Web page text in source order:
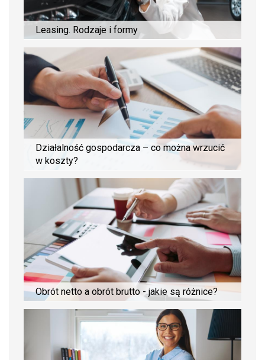
Leasing. Rodzaje i formy
Działalność gospodarcza – co można wrzucić
w koszty?
Obrót netto a obrót brutto - jakie są różnice?